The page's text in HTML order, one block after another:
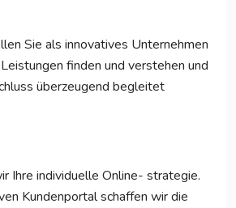
Sie als innovatives Unternehmen
finden und verstehen und
überzeugend begleitet
Ihre individuelle Online- strategie.
Kundenportal schaffen wir die